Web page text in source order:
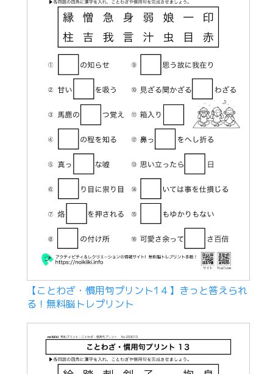
【ことわざ・慣用句プリント1４】きっと答えられ
る！無料脳トレプリント